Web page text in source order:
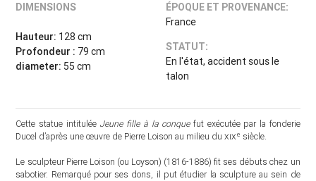
DIMENSIONS
Hauteur: 128 cm
Profondeur : 79 cm
diameter: 55 cm
ÉPOQUE ET PROVENANCE:
France
STATUT:
En l'état, accident sous le
talon
Cette statue intitulée Jeune fille à la conquefut exécutée par la fonderie
Ducel d’après une œuvre de Pierre Loison au milieu duxixe siècle.
Le sculpteur Pierre Loison (ou Loyson) (1816-1886) fit ses débuts chez un
sabotier. Remarqué pour ses dons, il put étudier la sculpture au sein de